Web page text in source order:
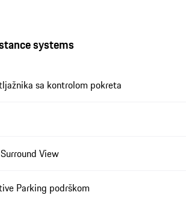
systems
sa kontrolom pokreta
View
Parking podrškom